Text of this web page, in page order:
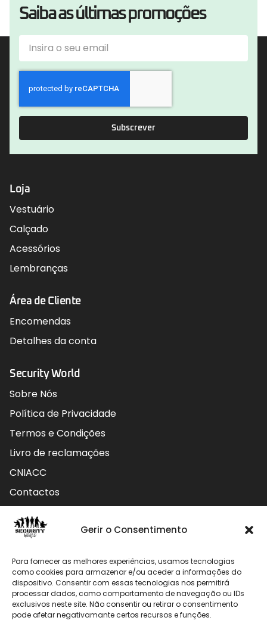
Gerir o Consentimento
Para fornecer as melhores experiências, usamos tecnologias
como cookies para armazenar e/ou aceder a informações do
dispositivo. Consentir com essas tecnologias nos permitirá
processar dados, como comportamento de navegação ou IDs
exclusivos neste site. Não consentir ou retirar o consentimento
pode afetar negativamante certos recursos e funções.
Saiba as últimas promoções
Subscrever
Loja
Vestuário
Calçado
Acessórios
Lembranças
Área de Cliente
Encomendas
Detalhes da conta
Security World
Sobre Nós
Política de Privacidade
Termos e Condições
Livro de reclamações
CNIACC
Contactos
Contactos
912 009 740 (Chamada para rede móvel nacional)
geral@securityworld.pt